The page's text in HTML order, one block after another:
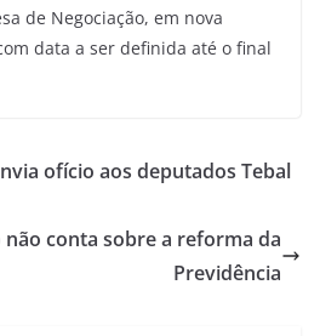
de Negociação, em nova
data a ser definida até o final
ofício aos deputados Tebal
conta sobre a reforma da
Previdência